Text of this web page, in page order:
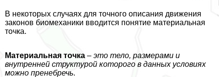
В некоторых случаях для точного описания движения
законов биомеханики вводится понятие материальная
точка.
Материальная точка – это тело, размерами и
внутренней структурой которого в данных условиях
можно пренебречь.